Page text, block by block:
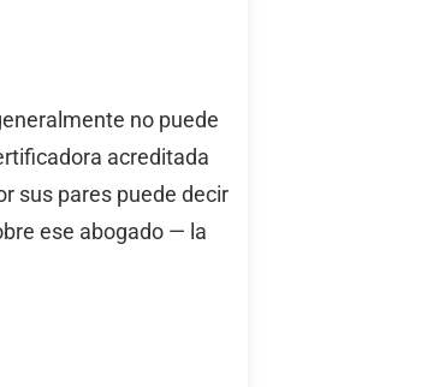
no puede
acreditada
sus pares puede decir
ese abogado — la